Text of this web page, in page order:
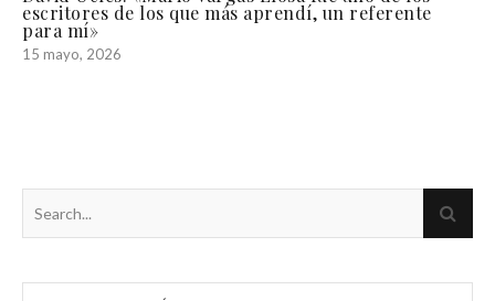
escritores de los que más aprendí, un referente
para mí»
15 mayo, 2026